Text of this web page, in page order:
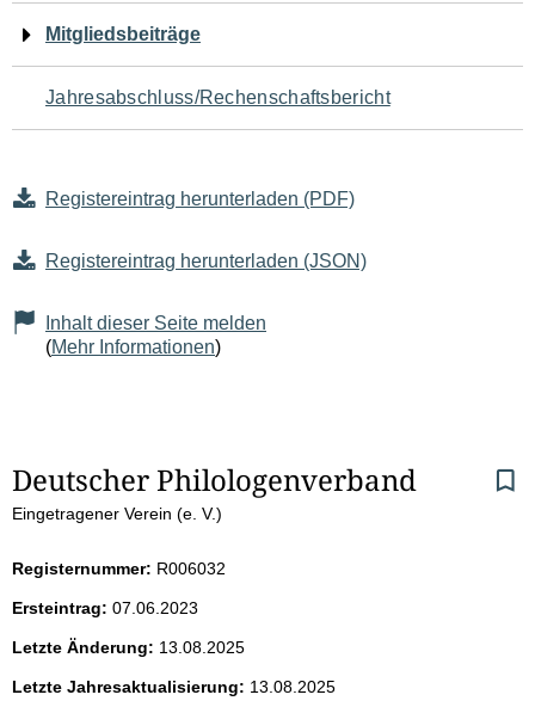
Mitgliedsbeiträge
Jahresabschluss/Rechenschaftsbericht
Registereintrag herunterladen (PDF)
Registereintrag herunterladen (JSON)
Inhalt dieser Seite melden
(Mehr Informationen)
S
e
i
t
e
Deutscher Philologenverband
Eingetragener Verein (e. V.)
Registernummer: R006032
Ersteintrag: 07.06.2023
Letzte Änderung: 13.08.2025
Letzte Jahresaktualisierung: 13.08.2025